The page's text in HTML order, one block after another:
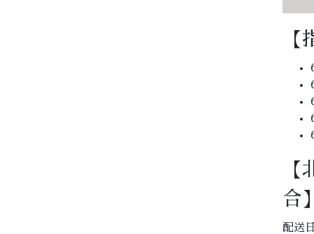
合
配送